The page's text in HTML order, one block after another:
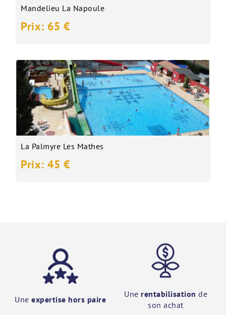
Mandelieu La Napoule
Prix: 65 €
La Palmyre Les Mathes
Prix: 45 €
Une expertise hors paire
Une rentabilisation de
son achat